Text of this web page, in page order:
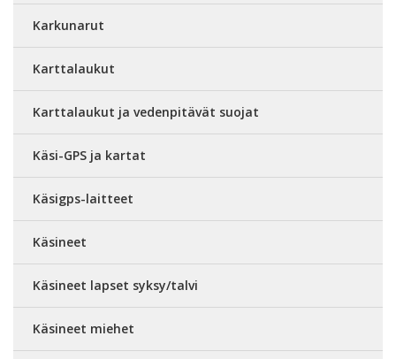
Karkunarut
Karttalaukut
Karttalaukut ja vedenpitävät suojat
Käsi-GPS ja kartat
Käsigps-laitteet
Käsineet
Käsineet lapset syksy/talvi
Käsineet miehet